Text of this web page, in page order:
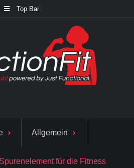
Top Bar
Allgemein
für die Fitness